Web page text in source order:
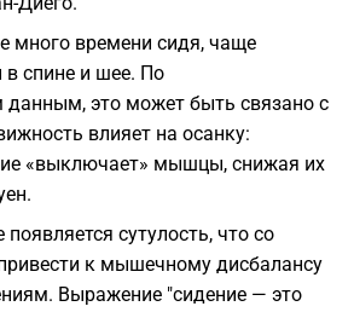
много времени сидя, чаще
спине и шее. По
данным, это может быть связано с
влияет на осанку:
«выключает» мышцы, снижая их
появляется сутулость, что со
к мышечному дисбалансу
Выражение "сидение — это